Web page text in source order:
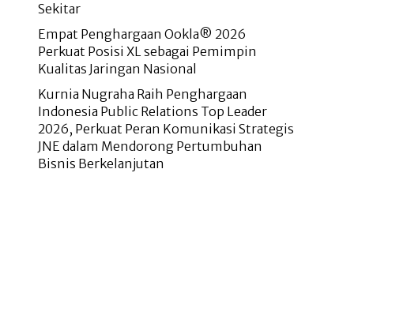
Sekitar
Empat Penghargaan Ookla® 2026
Perkuat Posisi XL sebagai Pemimpin
Kualitas Jaringan Nasional
Kurnia Nugraha Raih Penghargaan
Indonesia Public Relations Top Leader
2026, Perkuat Peran Komunikasi Strategis
JNE dalam Mendorong Pertumbuhan
Bisnis Berkelanjutan